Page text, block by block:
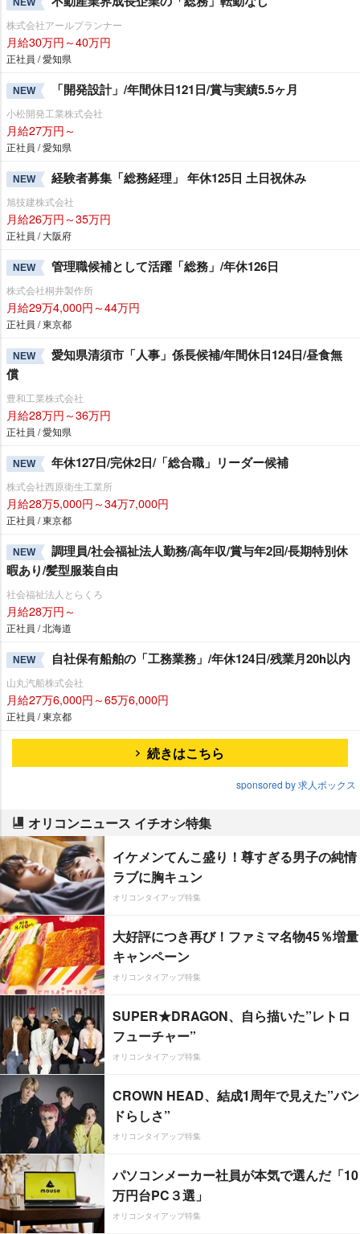
NEW
株式会社アールプランナー
月給30万円～40万円
正社員 / 愛知県
NEW 「開発設計」/年間休日121日/賞与実績5.5ヶ月
小松開発工業株式会社
月給27万円～
正社員 / 愛知県
NEW 経験者募集「総務経理」 年休125日 土日祝休み
旭技建株式会社
月給26万円～35万円
正社員 / 大阪府
NEW 管理職候補として活躍「総務」/年休126日
株式会社桐井製作所
月給29万4,000円～44万円
正社員 / 東京都
NEW
愛知県清須市「人事」係長候補/年間休日124日/昼食無
償
豊和工業株式会社
月給28万円～36万円
正社員 / 愛知県
NEW 年休127日/完休2日/「総合職」リーダー候補
株式会社西原衛生工業所
月給28万5,000円～34万7,000円
正社員 / 東京都
NEW
調理員/社会福祉法人勤務/高年収/賞与年2回/長期特別休
暇あり/髪型服装自由
社会福祉法人とらくろ
月給28万円～
正社員 / 北海道
NEW 自社保有船舶の「工務業務」/年休124日/残業月20h以内
山丸汽船株式会社
月給27万6,000円～65万6,000円
正社員 / 東京都
続きはこちら
sponsored by 求人ボックス
オリコンニュース イチオシ特集
イケメンてんこ盛り！尊すぎる男子の純情
ラブに胸キュン
オリコンタイアップ特集
大好評につき再び！ファミマ名物45％増量
キャンペーン
オリコンタイアップ特集
SUPER★DRAGON、自ら描いた”レトロ
フューチャー”
オリコンタイアップ特集
CROWN HEAD、結成1周年で見えた”バン
ドらしさ”
オリコンタイアップ特集
パソコンメーカー社員が本気で選んだ「10
万円台PC３選」
オリコンタイアップ特集